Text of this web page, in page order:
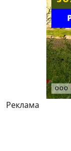
Реклама